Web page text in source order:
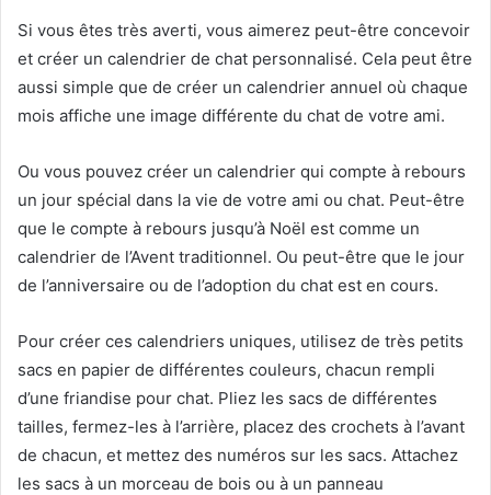
Si vous êtes très averti, vous aimerez peut-être concevoir
et créer un calendrier de chat personnalisé. Cela peut être
aussi simple que de créer un calendrier annuel où chaque
mois affiche une image différente du chat de votre ami.
Ou vous pouvez créer un calendrier qui compte à rebours
un jour spécial dans la vie de votre ami ou chat. Peut-être
que le compte à rebours jusqu’à Noël est comme un
calendrier de l’Avent traditionnel. Ou peut-être que le jour
de l’anniversaire ou de l’adoption du chat est en cours.
Pour créer ces calendriers uniques, utilisez de très petits
sacs en papier de différentes couleurs, chacun rempli
d’une friandise pour chat. Pliez les sacs de différentes
tailles, fermez-les à l’arrière, placez des crochets à l’avant
de chacun, et mettez des numéros sur les sacs. Attachez
les sacs à un morceau de bois ou à un panneau